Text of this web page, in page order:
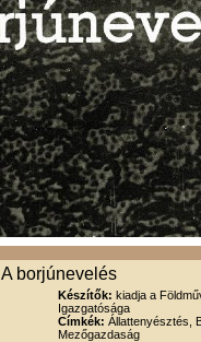
A borjúnevelés
Készítők: kiadja a
Igazgatósága
Címkék: Állattenyésztés,
Mezőgazdaság